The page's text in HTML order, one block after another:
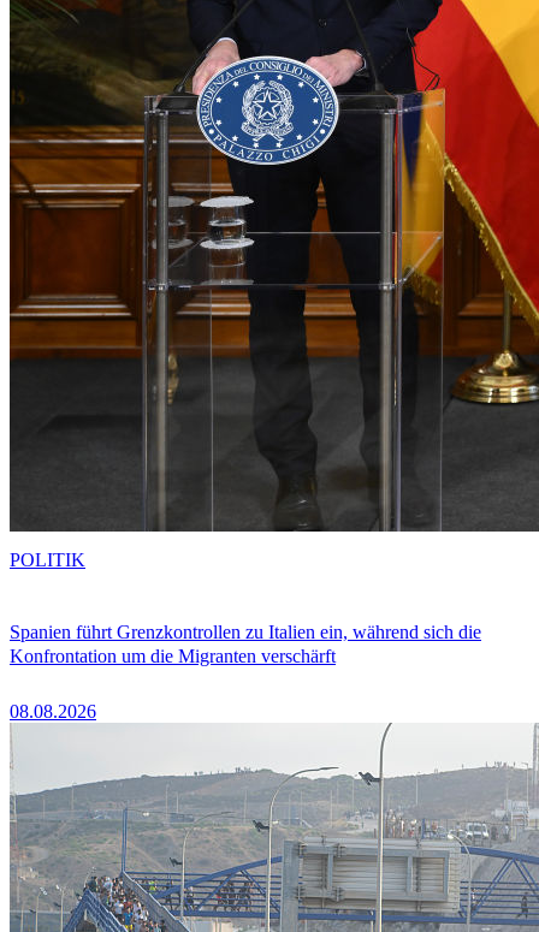
Spanien führt Grenzkontrollen zu Italien ein, während sich die
Konfrontation um die Migranten verschärft
08.08.2026
POLITIK